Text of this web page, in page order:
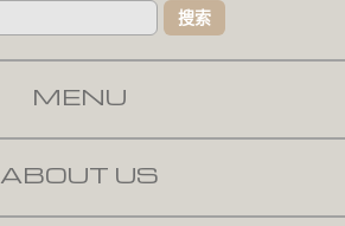
MENU
ABOUT US